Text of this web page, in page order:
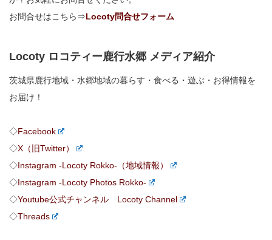
お問合せはこちら⇒Locoty問合せフォーム
Locoty ロコティー鹿行水郷 メディア紹介
茨城県鹿行地域・水郷地域の暮らす・食べる・遊ぶ・お得情報を
お届け！
◇Facebook
◇X（旧Twitter）
◇Instagram -Locoty Rokko-（地域情報）
◇Instagram -Locoty Photos Rokko-
◇Youtube公式チャンネル Locoty Channel
◇Threads